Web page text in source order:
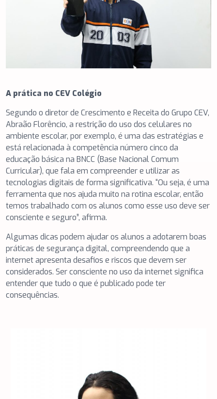
A prática no CEV Colégio
Segundo o diretor de Crescimento e Receita do Grupo CEV,
Abraão Florêncio, a restrição do uso dos celulares no
ambiente escolar, por exemplo, é uma das estratégias e
está relacionada à competência número cinco da
educação básica na BNCC (Base Nacional Comum
Curricular), que fala em compreender e utilizar as
tecnologias digitais de forma significativa. “Ou seja, é uma
ferramenta que nos ajuda muito na rotina escolar, então
temos trabalhado com os alunos como esse uso deve ser
consciente e seguro”, afirma.
Algumas dicas podem ajudar os alunos a adotarem boas
práticas de segurança digital, compreendendo que a
internet apresenta desafios e riscos que devem ser
considerados. Ser consciente no uso da internet significa
entender que tudo o que é publicado pode ter
consequências.